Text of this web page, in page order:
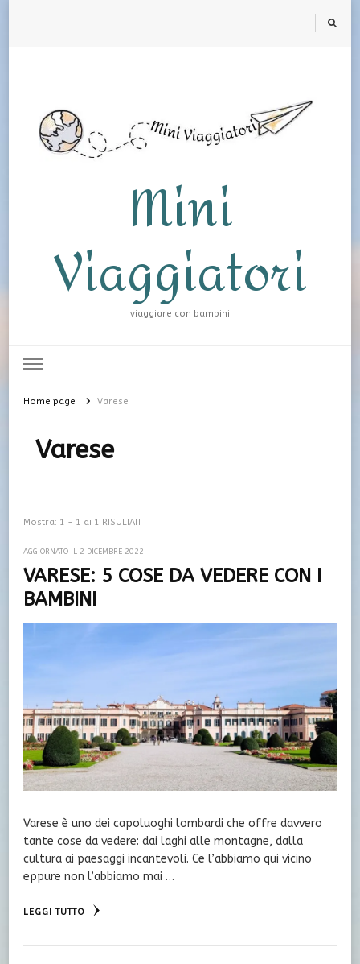
Mini
Viaggiatori
viaggiare con bambini
Home page Varese
Varese
Mostra: 1 - 1 di 1 RISULTATI
AGGIORNATO IL 2 DICEMBRE 2022
VARESE: 5 COSE DA VEDERE CON I
BAMBINI
Varese è uno dei capoluoghi lombardi che offre davvero
tante cose da vedere: dai laghi alle montagne, dalla
cultura ai paesaggi incantevoli. Ce l’abbiamo qui vicino
eppure non l’abbiamo mai …
LEGGI TUTTO